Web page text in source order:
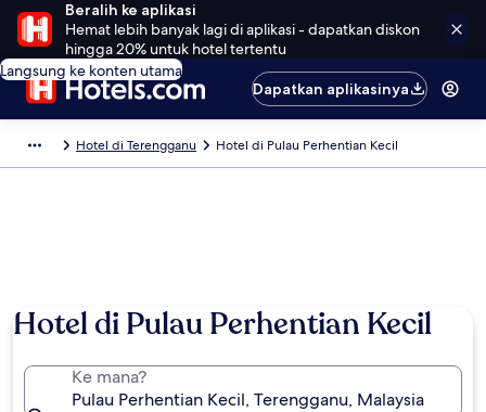
Beralih ke aplikasi
Hemat lebih banyak lagi di aplikasi - dapatkan diskon
hingga 20% untuk hotel tertentu
Langsung ke konten utama
Dapatkan aplikasinya
Hotel di Terengganu Hotel di Pulau Perhentian Kecil
Hotel di Pulau Perhentian Kecil
Ke mana?
Pulau Perhentian Kecil, Terengganu, Malaysia